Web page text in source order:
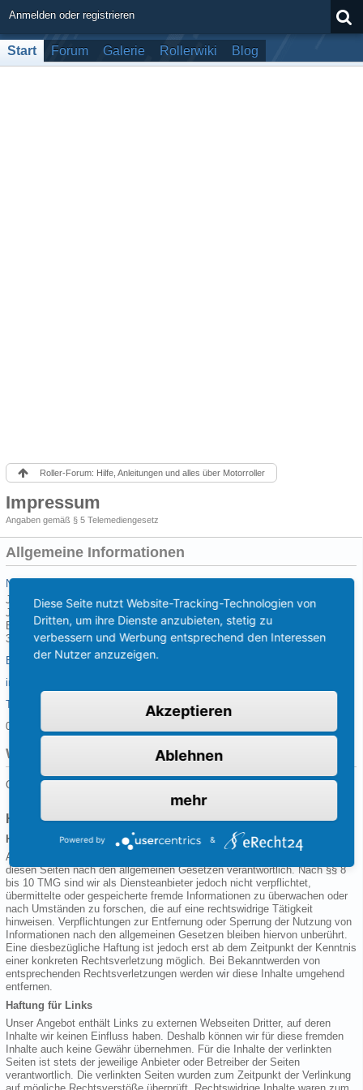
Anmelden oder registrieren
Start Forum Galerie Rollerwiki Blog
Roller-Forum: Hilfe, Anleitungen und alles über Motorroller
Impressum
Angaben gemäß § 5 Telemediengesetz
Allgemeine Informationen
Name und Anschrift
Jan-Dirk Kranz
Jetforce-Community.de - EB-Hosting
Begonienweg 19a
33659 Bielefeld
E-Mail-Adresse
info@jetforce-community.de
Telefon
05209 / 9196233
Weitere Informationen
Quelle:eRecht24
Haftungsausschluss (Disclaimer)
Haftung für Inhalte
Als Diensteanbieter sind wir gemäß § 7 Abs.1 TMG für eigene Inhalte auf
diesen Seiten nach den allgemeinen Gesetzen verantwortlich. Nach §§ 8
bis 10 TMG sind wir als Diensteanbieter jedoch nicht verpflichtet,
übermittelte oder gespeicherte fremde Informationen zu überwachen oder
nach Umständen zu forschen, die auf eine rechtswidrige Tätigkeit
hinweisen. Verpflichtungen zur Entfernung oder Sperrung der Nutzung von
Informationen nach den allgemeinen Gesetzen bleiben hiervon unberührt.
Eine diesbezügliche Haftung ist jedoch erst ab dem Zeitpunkt der Kenntnis
einer konkreten Rechtsverletzung möglich. Bei Bekanntwerden von
entsprechenden Rechtsverletzungen werden wir diese Inhalte umgehend
entfernen.
Haftung für Links
Unser Angebot enthält Links zu externen Webseiten Dritter, auf deren
Inhalte wir keinen Einfluss haben. Deshalb können wir für diese fremden
Inhalte auch keine Gewähr übernehmen. Für die Inhalte der verlinkten
Seiten ist stets der jeweilige Anbieter oder Betreiber der Seiten
verantwortlich. Die verlinkten Seiten wurden zum Zeitpunkt der Verlinkung
Diese Seite nutzt Website-Tracking-Technologien von
Dritten, um ihre Dienste anzubieten, stetig zu
verbessern und Werbung entsprechend den Interessen
der Nutzer anzuzeigen.
Akzeptieren
Ablehnen
mehr
Powered by &